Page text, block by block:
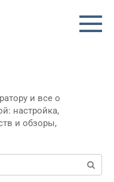
и все о
настройка,
и обзоры,